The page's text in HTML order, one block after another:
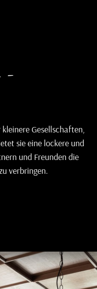
-
Gesellschaften,
sie eine lockere und
und Freunden die
verbringen.